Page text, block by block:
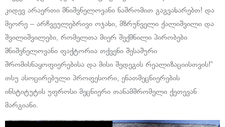
კიდევ არაერთი მნიშვნელოვანი ნაშრომით გაგვახარებთ! და
მეორე – არჩვეულებრივი ოჯახი, მზრუნველი ქალიშვილი და
შვილიშვილები, რომელთა მიერ შექმნილი პირობები
მნიშვნელოვანი ფაქტორია თქვენი შესაშური
შრომისნაყოფიერებისა და მისი შედეგის რეალიზაციისთვის!”
თსუ ასოცირებული პროფესორი, ენათმეცნიერების
ინსტიტუტის უფროსი მეცნიერი თანამშრომელი ქეთევან
მარგიანი.